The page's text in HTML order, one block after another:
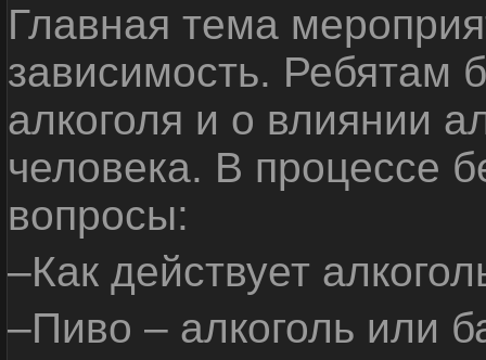
Главная тема
зависимость. Ребятам
алкоголя и о влиянии
человека. В процессе
вопросы:
–Как действует
–Пиво – алкоголь или